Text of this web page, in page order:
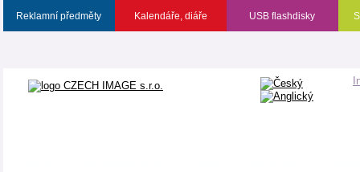
Reklamní předměty Kalendáře, diáře USB flashdisky